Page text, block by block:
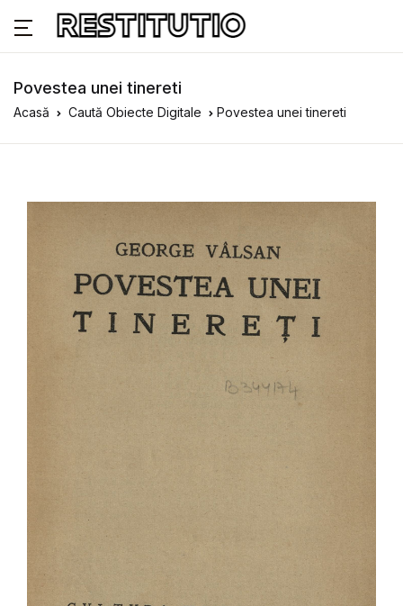
Povestea unei tinereti
Acasă Caută Obiecte Digitale Povestea unei tinereti